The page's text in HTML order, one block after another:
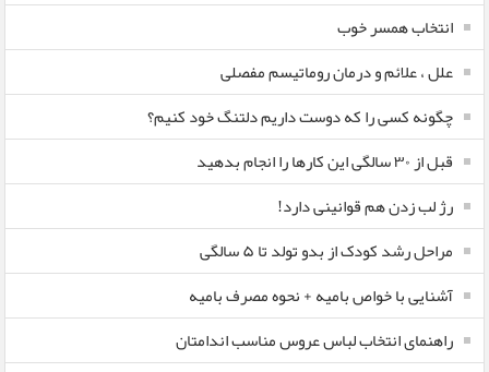
انتخاب همسر خوب
علل ، علائم و درمان روماتیسم مفصلی
چگونه کسی را که دوست داریم دلتنگ خود کنیم؟
قبل از ۳۰ سالگی این کارها را انجام بدهید
رژ لب زدن هم قوانینی دارد!
مراحل رشد کودک از بدو تولد تا ۵ سالگی
آشنایی با خواص بامیه + نحوه مصرف بامیه
راهنمای انتخاب لباس عروس مناسب اندامتان